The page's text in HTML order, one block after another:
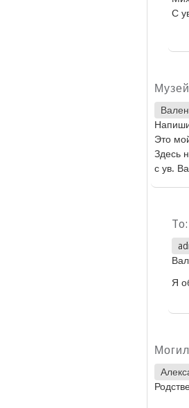
С
Это
Здесь
с ув.
Я